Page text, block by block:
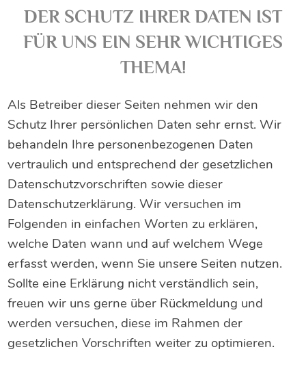
DER SCHUTZ IHRER DATEN IST
FÜR UNS EIN SEHR WICHTIGES
THEMA!
Als Betreiber dieser Seiten nehmen wir den
Schutz Ihrer persönlichen Daten sehr ernst. Wir
behandeln Ihre personenbezogenen Daten
vertraulich und entsprechend der gesetzlichen
Datenschutzvorschriften sowie dieser
Datenschutzerklärung. Wir versuchen im
Folgenden in einfachen Worten zu erklären,
welche Daten wann und auf welchem Wege
erfasst werden, wenn Sie unsere Seiten nutzen.
Sollte eine Erklärung nicht verständlich sein,
freuen wir uns gerne über Rückmeldung und
werden versuchen, diese im Rahmen der
gesetzlichen Vorschriften weiter zu optimieren.